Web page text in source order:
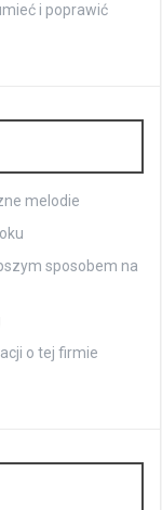
i poprawić
melodie
sposobem na
o tej firmie